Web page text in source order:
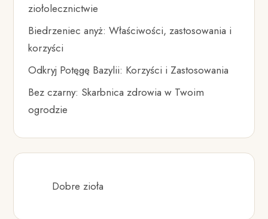
ziołolecznictwie
Biedrzeniec anyż: Właściwości, zastosowania i
korzyści
Odkryj Potęgę Bazylii: Korzyści i Zastosowania
Bez czarny: Skarbnica zdrowia w Twoim
ogrodzie
Dobre zioła